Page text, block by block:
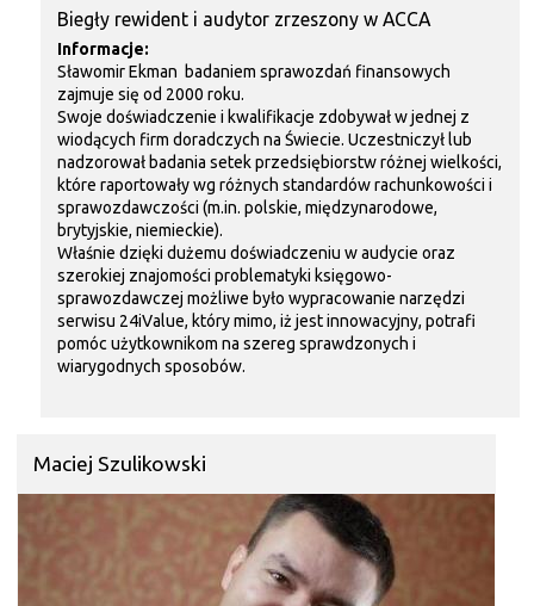
Biegły rewident i audytor zrzeszony w ACCA
Informacje:
Sławomir Ekman badaniem sprawozdań finansowych
zajmuje się od 2000 roku.
Swoje doświadczenie i kwalifikacje zdobywał w jednej z
wiodących firm doradczych na Świecie. Uczestniczył lub
nadzorował badania setek przedsiębiorstw różnej wielkości,
które raportowały wg różnych standardów rachunkowości i
sprawozdawczości (m.in. polskie, międzynarodowe,
brytyjskie, niemieckie).
Właśnie dzięki dużemu doświadczeniu w audycie oraz
szerokiej znajomości problematyki księgowo-
sprawozdawczej możliwe było wypracowanie narzędzi
serwisu 24iValue, który mimo, iż jest innowacyjny, potrafi
pomóc użytkownikom na szereg sprawdzonych i
wiarygodnych sposobów.
Maciej Szulikowski